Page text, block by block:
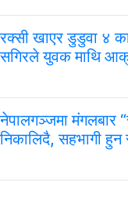
रक्सी खाएर डुडुवा ४
सगिरले युवक माथि
नेपालगञ्जमा मंगलबार
निकालिदै, सहभागी